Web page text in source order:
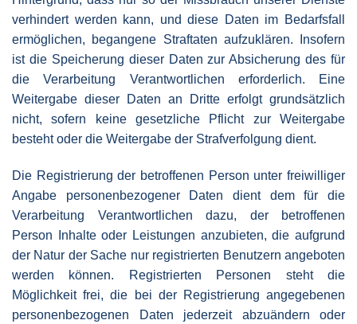
verhindert werden kann, und diese Daten im Bedarfsfall
ermöglichen, begangene Straftaten aufzuklären. Insofern
ist die Speicherung dieser Daten zur Absicherung des für
die Verarbeitung Verantwortlichen erforderlich. Eine
Weitergabe dieser Daten an Dritte erfolgt grundsätzlich
nicht, sofern keine gesetzliche Pflicht zur Weitergabe
besteht oder die Weitergabe der Strafverfolgung dient.
Die Registrierung der betroffenen Person unter freiwilliger
Angabe personenbezogener Daten dient dem für die
Verarbeitung Verantwortlichen dazu, der betroffenen
Person Inhalte oder Leistungen anzubieten, die aufgrund
der Natur der Sache nur registrierten Benutzern angeboten
werden können. Registrierten Personen steht die
Möglichkeit frei, die bei der Registrierung angegebenen
personenbezogenen Daten jederzeit abzuändern oder